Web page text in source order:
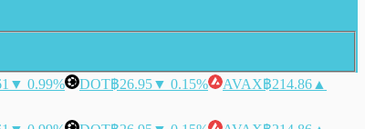
▼ 0.99% DOT฿26.95▼ 0.15% AVAX฿214.86 ▲